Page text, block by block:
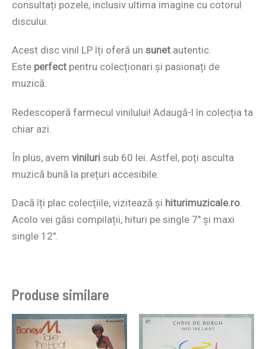
consultați pozele, inclusiv ultima imagine cu cotorul
discului.
Acest disc vinil LP îți oferă un sunet autentic.
Este perfect pentru colecționari și pasionați de
muzică.
Redescoperă farmecul vinilului! Adaugă-l în colecția ta
chiar azi.
În plus, avem viniluri sub 60 lei. Astfel, poți asculta
muzică bună la prețuri accesibile.
Dacă îți plac colecțiile, vizitează și hiturimuzicale.ro
Acolo vei găsi compilații, hituri pe single 7″ și maxi
single 12″.
Produse similare